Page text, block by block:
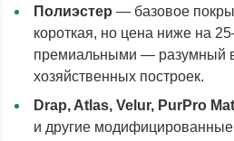
Полиэстер — базовое
короткая, но цена ниже на
премиальными — разумный
хозяйственных построек.
Drap, Atlas, Velur, PurPro
и другие